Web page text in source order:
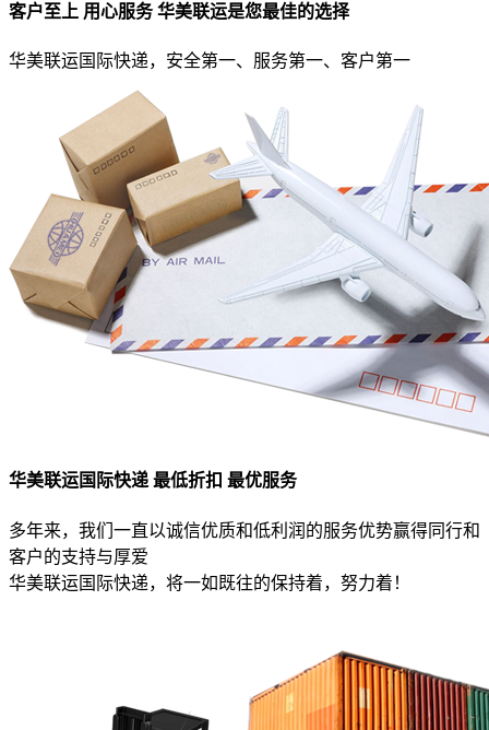
客户至上 用心服务 华美联运是您最佳的选择
华美联运国际快递，安全第一、服务第一、客户第一
华美联运国际快递 最低折扣 最优服务
多年来，我们一直以诚信优质和低利润的服务优势赢得同行和
客户的支持与厚爱
华美联运国际快递，将一如既往的保持着，努力着！